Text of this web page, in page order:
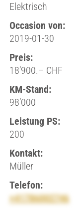
Elektrisch
Occasion von:
2019-01-30
Preis:
18’900.– CHF
KM-Stand:
98’000
Leistung PS:
200
Kontakt:
Müller
Telefon:
+41786002746